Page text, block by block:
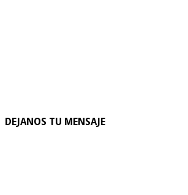
DEJANOS TU MENSAJE